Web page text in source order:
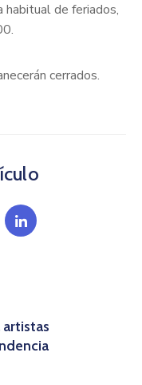
habitual de feriados,
cerrados.